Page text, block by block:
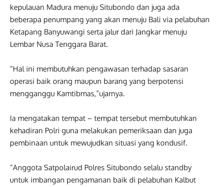
kepulauan Madura menuju Situbondo dan juga ada
beberapa penumpang yang akan menuju Bali via pelabuhan
Ketapang Banyuwangi serta jalur dari Jangkar menuju
Lembar Nusa Tenggara Barat.
“Hal ini membutuhkan pengawasan terhadap sasaran
operasi baik orang maupun barang yang berpotensi
mengganggu Kamtibmas,”ujarnya.
Ia mengatakan tempat – tempat tersebut membutuhkan
kehadiran Polri guna melakukan pemeriksaan dan juga
pembinaan untuk mewujudkan situasi yang kondusif.
“Anggota Satpolairud Polres Situbondo selalu standby
untuk imbangan pengamanan baik di pelabuhan Kalbut